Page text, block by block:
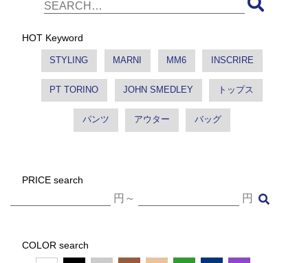
HOT Keyword
STYLING MARNI MM6 INSCRIRE
PT TORINO JOHN SMEDLEY トップス
パンツ アウター バッグ
PRICE search
円～ 円
COLOR search